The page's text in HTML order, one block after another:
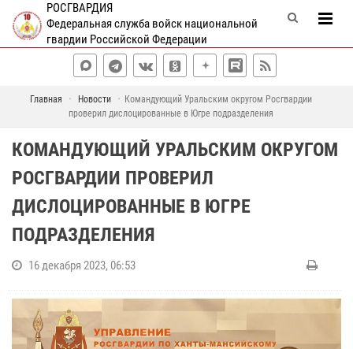
РОСГВАРДИЯ
Федеральная служба войск национальной
гвардии Российской Федерации
Главная Новости
Командующий Уральским округом Росгвардии
проверил дислоцированные в Югре подразделения
КОМАНДУЮЩИЙ УРАЛЬСКИМ ОКРУГОМ
РОСГВАРДИИ ПРОВЕРИЛ
ДИСЛОЦИРОВАННЫЕ В ЮГРЕ
ПОДРАЗДЕЛЕНИЯ
16 декабря 2023, 06:53